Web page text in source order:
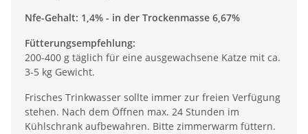
Nfe-Gehalt: 1,4% - in der Trockenmasse 6,67%
Fütterungsempfehlung:
200-400 g täglich für eine ausgewachsene Katze mit ca.
3-5 kg Gewicht.
Frisches Trinkwasser sollte immer zur freien Verfügung
stehen. Nach dem Öffnen max. 24 Stunden im
Kühlschrank aufbewahren. Bitte zimmerwarm füttern.